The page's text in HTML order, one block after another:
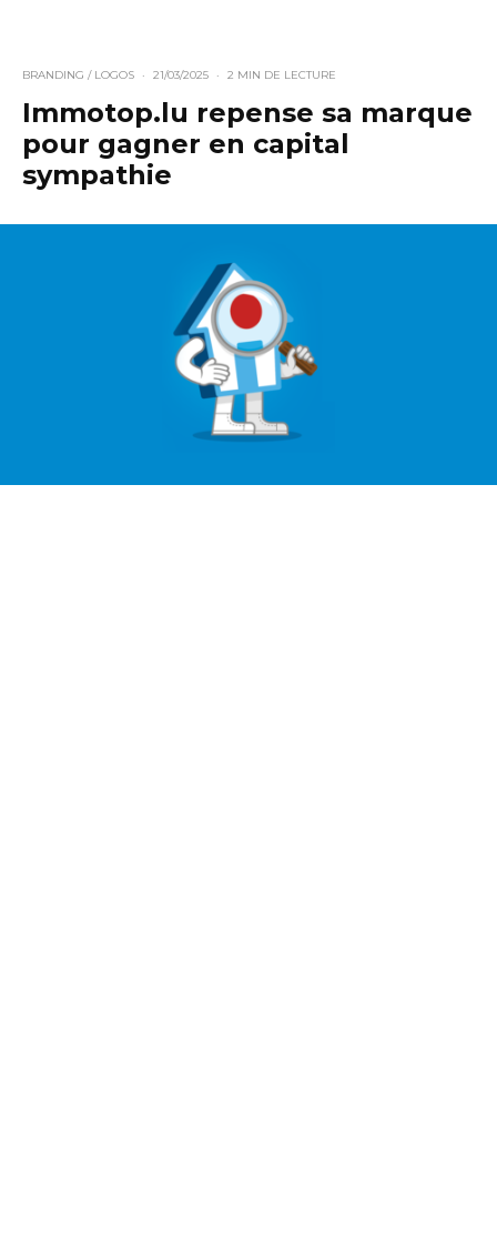
BRANDING / LOGOS · 21/03/2025 · 2 MIN DE LECTURE
Immotop.lu repense sa marque
pour gagner en capital
sympathie